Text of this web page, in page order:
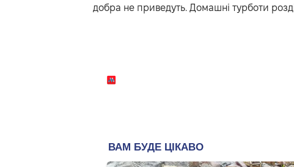
добра не приведуть. Домашні турботи